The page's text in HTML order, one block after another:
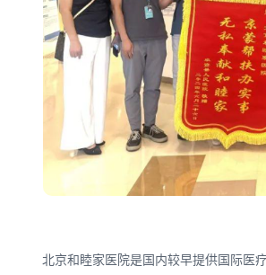
北京和睦家医院是国内较早提供国际医